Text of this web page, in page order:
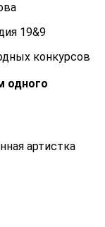
19&9
конкурсов
одного
артистка